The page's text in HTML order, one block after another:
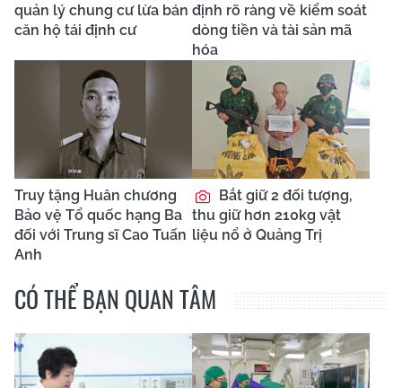
quản lý chung cư lừa bán
căn hộ tái định cư
định rõ ràng về kiểm soát
dòng tiền và tài sản mã
hóa
Truy tặng Huân chương
Bảo vệ Tổ quốc hạng Ba
đối với Trung sĩ Cao Tuấn
Anh
Bắt giữ 2 đối tượng,
thu giữ hơn 210kg vật
liệu nổ ở Quảng Trị
CÓ THỂ BẠN QUAN TÂM